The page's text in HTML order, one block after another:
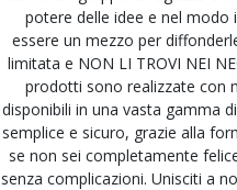
potere delle idee e nel modo
essere un mezzo per
limitata e NON LI TROVI NEI
prodotti sono realizzate con
disponibili in una vasta gamma
semplice e sicuro, grazie alla
se non sei completamente
senza complicazioni. Unisciti a